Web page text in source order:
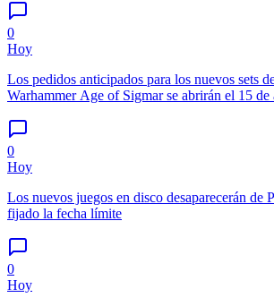
0
Hoy
Los pedidos anticipados para los nuevos sets
Warhammer Age of Sigmar se abrirán el 15 de
0
Hoy
Los nuevos juegos en disco desaparecerán de
fijado la fecha límite
0
Hoy